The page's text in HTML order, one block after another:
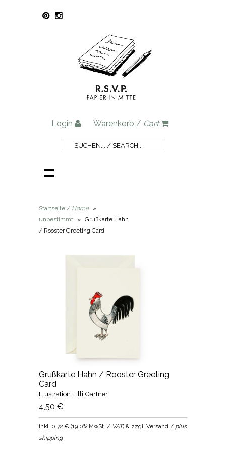
Login Warenkorb / Cart
Startseite / Home
»
unbestimmt
» Grußkarte Hahn
/ Rooster Greeting Card
Grußkarte Hahn / Rooster Greeting
Card
Illustration Lilli Gärtner
4,50 €
inkl. 0,72 € (19.0% MwSt. / VAT) & zzgl. Versand / plus
shipping